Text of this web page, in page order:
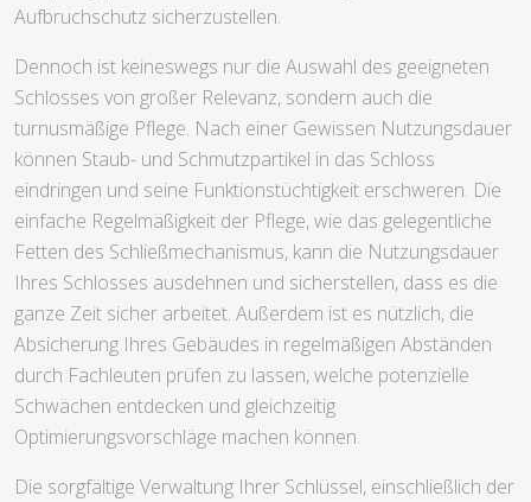
Aufbruchschutz sicherzustellen.
Dennoch ist keineswegs nur die Auswahl des geeigneten
Schlosses von großer Relevanz, sondern auch die
turnusmäßige Pflege. Nach einer Gewissen Nutzungsdauer
können Staub- und Schmutzpartikel in das Schloss
eindringen und seine Funktionstüchtigkeit erschweren. Die
einfache Regelmäßigkeit der Pflege, wie das gelegentliche
Fetten des Schließmechanismus, kann die Nutzungsdauer
Ihres Schlosses ausdehnen und sicherstellen, dass es die
ganze Zeit sicher arbeitet. Außerdem ist es nützlich, die
Absicherung Ihres Gebäudes in regelmäßigen Abständen
durch Fachleuten prüfen zu lassen, welche potenzielle
Schwächen entdecken und gleichzeitig
Optimierungsvorschläge machen können.
Die sorgfältige Verwaltung Ihrer Schlüssel, einschließlich der